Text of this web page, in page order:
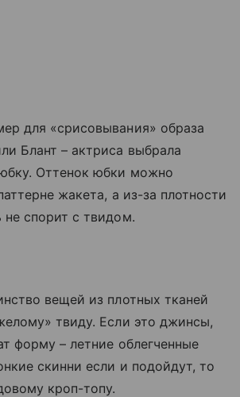
для «срисовывания» образа
Блант – актриса выбрала
Оттенок юбки можно
жакета, а из-за плотности
спорит с твидом.
вещей из плотных тканей
твиду. Если это джинсы,
форму – летние облегченные
скинни если и подойдут, то
кроп-топу.